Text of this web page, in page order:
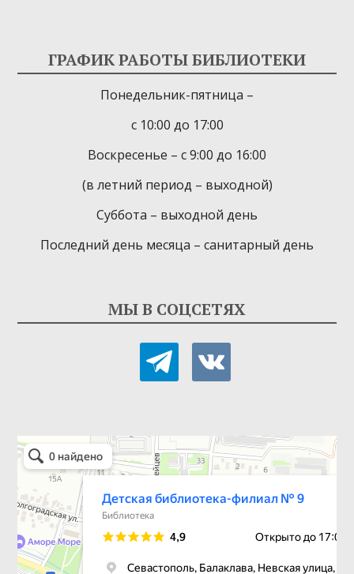
ГРАФИК РАБОТЫ БИБЛИОТЕКИ
Понедельник-пятница –
с 10:00 до 17:00
Воскресенье – с 9:00 до 16:00
(в летний период – выходной)
Суббота – выходной день
Последний день месяца – санитарный день
МЫ В СОЦСЕТЯХ
telegram vkontakte
Детская библиотека-филиал № 9
Библиотека в Севастополе